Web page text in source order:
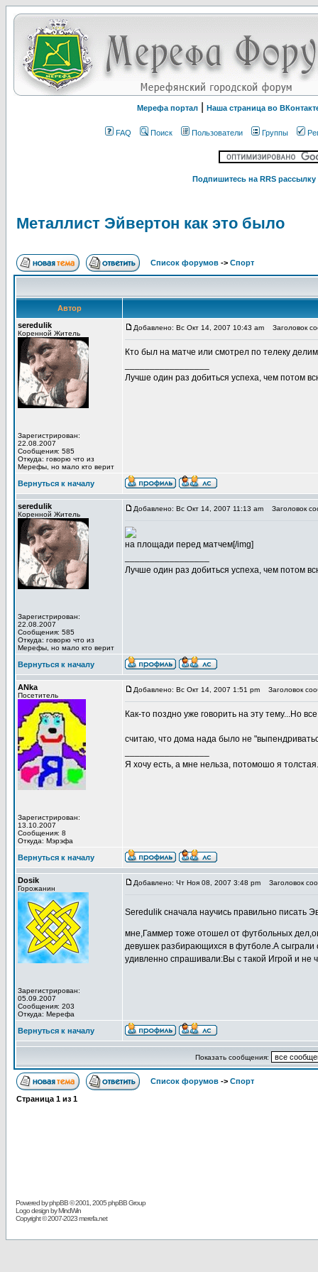
Мерефа портал Наша страница во
FAQ Поиск Пользователи Группы
Подпишитесь на RRS
Металлист Эйвертон как это было
Список форумов -> Спорт
Автор
seredulik
Коренной Житель
Зарегистрирован:
22.08.2007
Сообщения: 585
Откуда: говорю что из
Мерефы, но мало кто верит
Добавлено: Вс Окт 14, 2007 10:43 am Заголовок
Кто был на матче или смотрел по телеку
Лучше один раз добиться успеха, чем потом
Вернуться к началу
seredulik
Коренной Житель
Зарегистрирован:
22.08.2007
Сообщения: 585
Откуда: говорю что из
Мерефы, но мало кто верит
Добавлено: Вс Окт 14, 2007 11:13 am Заголовок
на площади перед матчем[/img]
Лучше один раз добиться успеха, чем потом
Вернуться к началу
ANka
Посетитель
Зарегистрирован:
13.10.2007
Сообщения: 8
Откуда: Мэрэфа
Добавлено: Вс Окт 14, 2007 1:51 pm Заголовок
Как-то поздно уже говорить на эту тему...Но
считаю, что дома нада было не
Я хочу есть, а мне нельза, потомошо я
Вернуться к началу
Dosik
Горожанин
Зарегистрирован:
05.09.2007
Сообщения: 203
Откуда: Мерефа
Добавлено: Чт Ноя 08, 2007 3:48 pm Заголовок
Seredulik сначала научись правильно писать
мне,Гаммер тоже отошел от футбольных
девушек разбирающихся в футболе.А
удивленно спрашивали:Вы с такой Игрой и не
Вернуться к началу
Показать сообщения:
Список форумов -> Спорт
Страница 1 из 1
Powered byphpBB© 2001, 2005 phpBB Group
Logo design by MindWin
Copyright © 2007-2023 merefa.net